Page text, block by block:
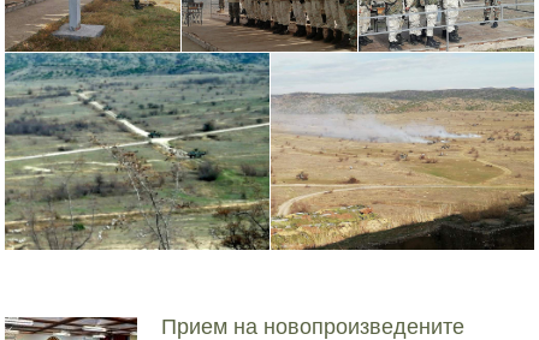
Прием на новопроизведените